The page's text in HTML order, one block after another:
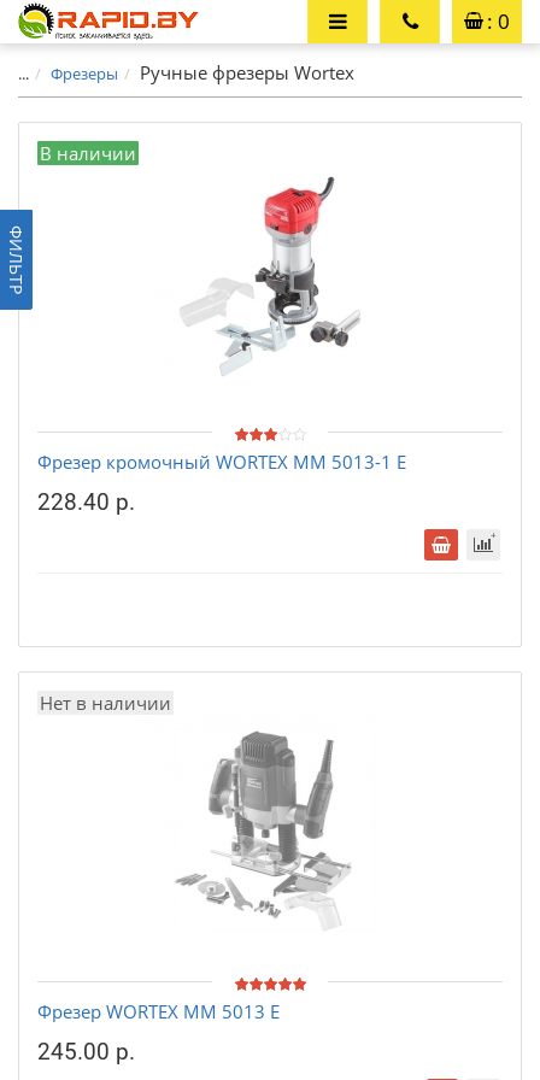
: 0
... Фрезеры Ручные фрезеры Wortex
В наличии
Фрезер кромочный WORTEX MM 5013-1 E
228.40 р.
Нет в наличии
Фрезер WORTEX MM 5013 E
245.00 р.
ФИЛЬТР